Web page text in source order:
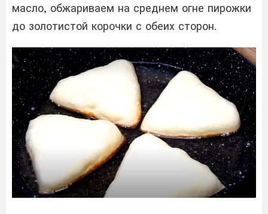
масло, обжариваем на среднем огне пирожки
до золотистой корочки с обеих сторон.